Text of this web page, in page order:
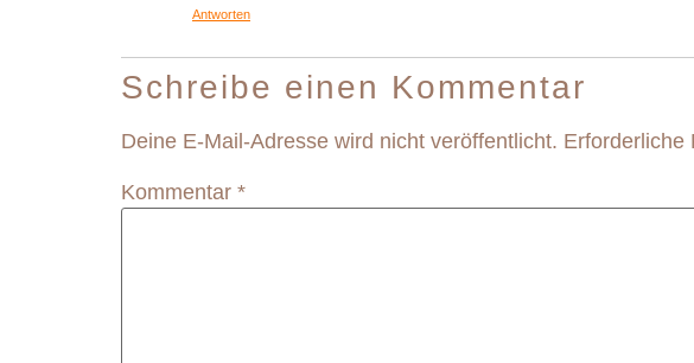
Antworten
Schreibe einen Kommentar
Deine E-Mail-Adresse wird nicht veröffentlicht. Erforderliche
Kommentar *